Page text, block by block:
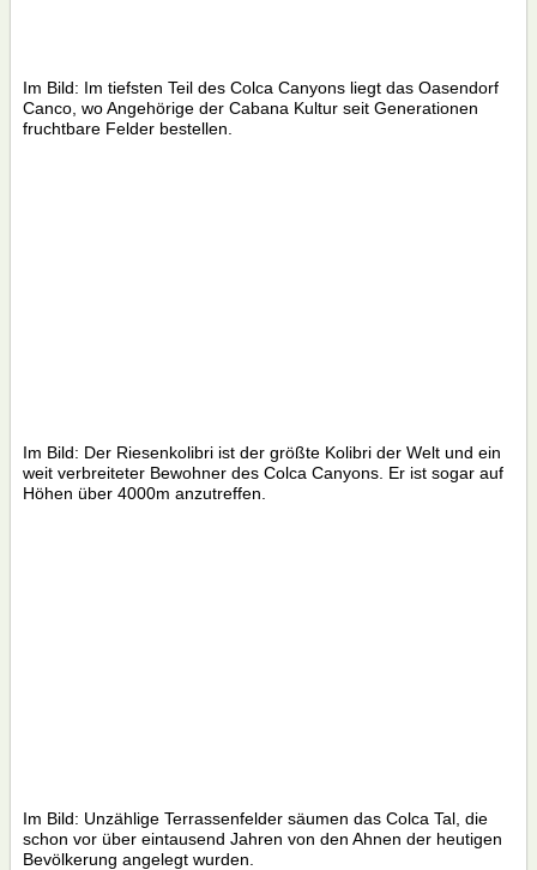
Im Bild: Im tiefsten Teil des Colca Canyons liegt das Oasendorf
Canco, wo Angehörige der Cabana Kultur seit Generationen
fruchtbare Felder bestellen.
Im Bild: Der Riesenkolibri ist der größte Kolibri der Welt und ein
weit verbreiteter Bewohner des Colca Canyons. Er ist sogar auf
Höhen über 4000m anzutreffen.
Im Bild: Unzählige Terrassenfelder säumen das Colca Tal, die
schon vor über eintausend Jahren von den Ahnen der heutigen
Bevölkerung angelegt wurden.